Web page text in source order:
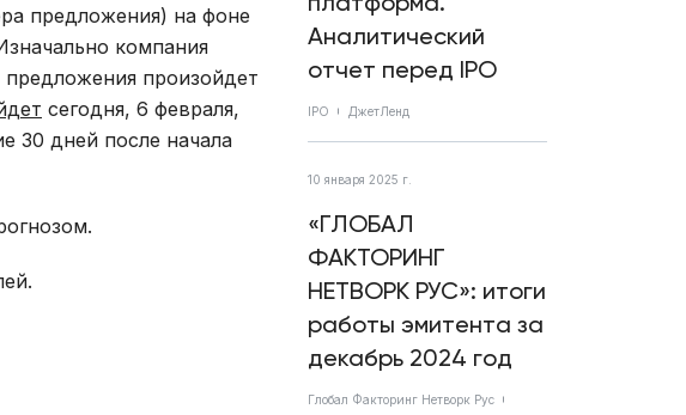
предложения) на фоне
компания
произойдет
сегодня, 6 февраля,
30 дней после начала
Аналитический
отчет перед IPO
IPO ДжетЛенд
10 января 2025 г.
«ГЛОБАЛ
ФАКТОРИНГ
НЕТВОРК РУС»: итоги
работы эмитента за
декабрь 2024 год
Глобал Факторинг Нетворк Рус